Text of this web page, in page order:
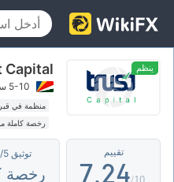
ينظم Capital
5-10 سنوات
منظمة في
رخصة كاملة
تقييم
2
3
4
5
6
7.
0
1
2
0
1
2
3
4
توثيق MT4/5
رخصة